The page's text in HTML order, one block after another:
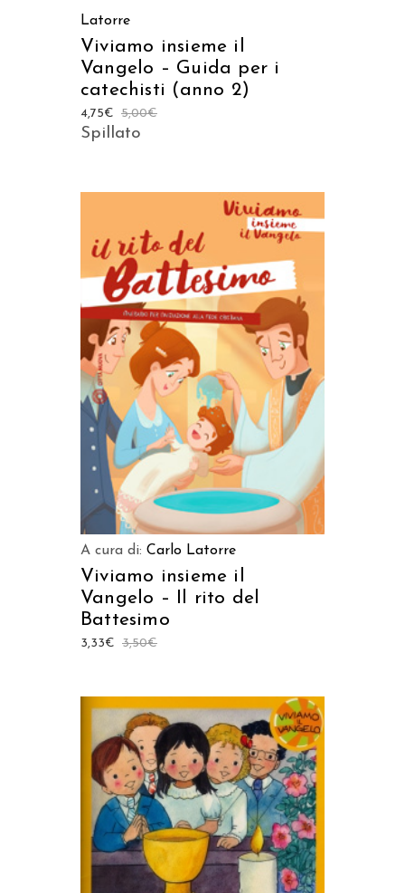
Latorre
Viviamo insieme il
Vangelo – Guida per i
catechisti (anno 2)
5,00€
4,75€
Spillato
AGGIUNGI AL CARRELLO
A cura di: Carlo Latorre
Viviamo insieme il
Vangelo – Il rito del
Battesimo
3,50€
3,33€
AGGIUNGI AL CARRELLO